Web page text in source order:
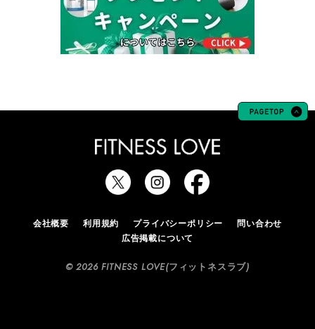
会社概要 利用規約 プライバシーポリシー
問い合わせ
広告掲載について
© 2026 FITNESS LOVE(フィットネスラブ)